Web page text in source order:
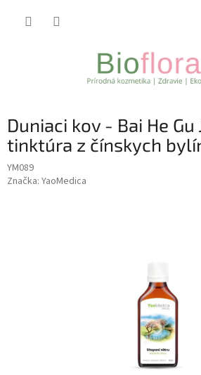
Duniaci kov - Bai He Gu
tinktúra z čínskych
YM089
Značka: YaoMedica